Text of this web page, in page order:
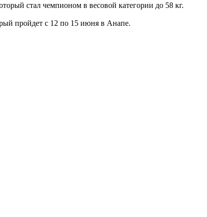
стал чемпионом в весовой категории до 58 кг.
пройдет с 12 по 15 июня в Анапе.